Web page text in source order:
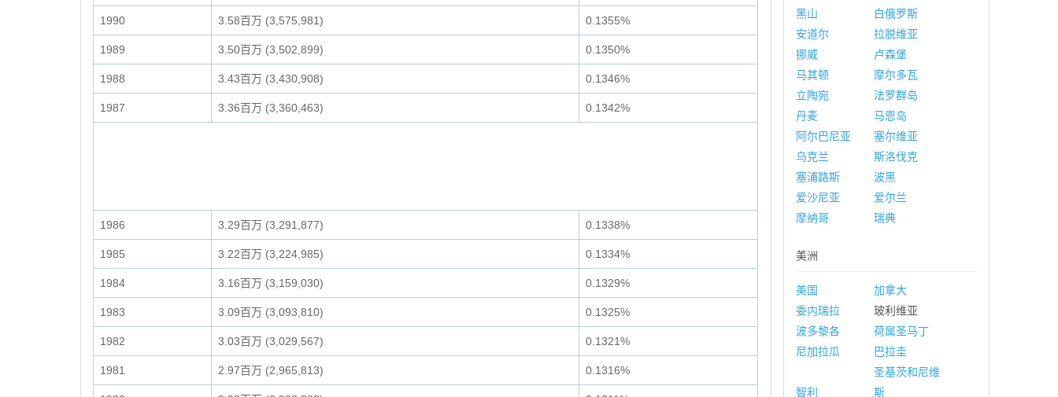
1990 3.58百万 (3,575,981) 0.1355%
1989 3.50百万 (3,502,899) 0.1350%
1988 3.43百万 (3,430,908) 0.1346%
1987 3.36百万 (3,360,463) 0.1342%
1986 3.29百万 (3,291,877) 0.1338%
1985 3.22百万 (3,224,985) 0.1334%
1984 3.16百万 (3,159,030) 0.1329%
1983 3.09百万 (3,093,810) 0.1325%
1982 3.03百万 (3,029,567) 0.1321%
1981 2.97百万 (2,965,813) 0.1316%
黑山
白俄罗斯
安道尔
拉脱维亚
挪威
卢森堡
马其顿
摩尔多瓦
立陶宛
法罗群岛
丹麦
马恩岛
阿尔巴尼亚
塞尔维亚
乌克兰
斯洛伐克
塞浦路斯
波黑
爱沙尼亚
爱尔兰
摩纳哥
瑞典
美洲
美国
加拿大
委内瑞拉
玻利维亚
波多黎各
荷属圣马丁
尼加拉瓜
巴拉圭
智利
圣基茨和尼维
斯